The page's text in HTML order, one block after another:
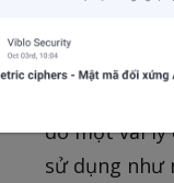
UFFICIENT:
do một vài lý
sử dụng như